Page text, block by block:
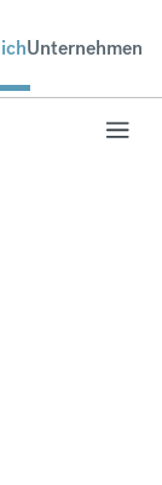
Unternehmen